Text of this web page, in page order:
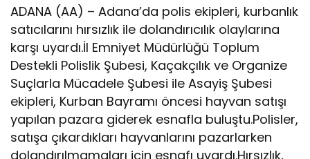
ADANA (AA) – Adana’da polis ekipleri, kurbanlık
satıcılarını hırsızlık ile dolandırıcılık olaylarına
karşı uyardı.İl Emniyet Müdürlüğü Toplum
Destekli Polislik Şubesi, Kaçakçılık ve Organize
Suçlarla Mücadele Şubesi ile Asayiş Şubesi
ekipleri, Kurban Bayramı öncesi hayvan satışı
yapılan pazara giderek esnafla buluştu.Polisler,
satışa çıkardıkları hayvanlarını pazarlarken
dolandırılmamaları için esnafı uyardı.Hırsızlık,